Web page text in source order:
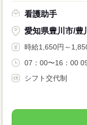
看護助手
愛知県豊川市/豊
時給1,650円～
07：00〜16：00
シフト交代制